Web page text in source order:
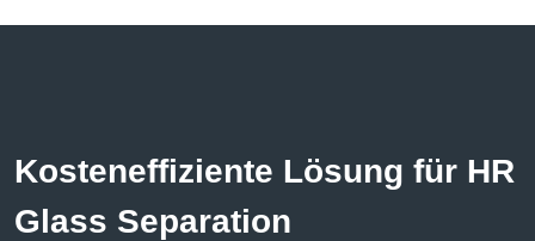
Kosteneffiziente Lösung für HR
Glass Separation